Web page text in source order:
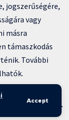
Accept
jogszerűségére,
vagy
másra
támaszkodás
További
– Kapcsolat –